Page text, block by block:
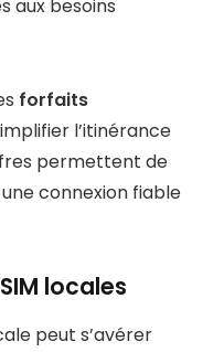
aux besoins
forfaits
l’itinérance
permettent de
connexion fiable
locales
peut s’avérer